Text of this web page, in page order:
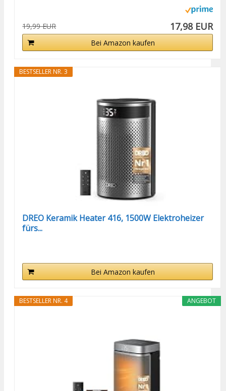
19,99 EUR 17,98 EUR
Bei Amazon kaufen
BESTSELLER NR. 3
DREO Keramik Heater 416, 1500W Elektroheizer
fürs...
Bei Amazon kaufen
ANGEBOT
BESTSELLER NR. 4